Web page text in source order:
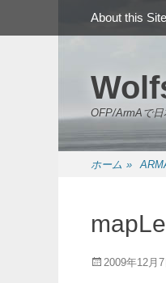
OFP/ArmAで
メイン
キ
About this Site
ホーム »
投 2009年12月7